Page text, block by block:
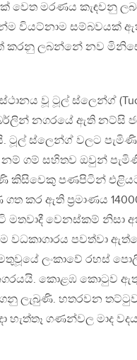
වෙත මරණය කැඳවනු
වියට්නාම සම්බවයක්
කරනු ලබන්නේ නව
වූ ටූල් ස්ලෙන්ග් (Tuol
නගරයේ ඇති නට්සි
ටූල් ස්ලෙන්ග් වලට
ගම් සහිතව ඔවුන්
කිසිවෙකු පණපිටින්
කර ඇති ප්‍රමාණය
මතවාදී වෙනස්කම් නිසා
වධකාගාරය පවත්වා
ලංකාවේ රහස්
කොළඹ කොටුව
ලැබුණි. හතරවන
හැත්තෑ ගණන්වල මාද